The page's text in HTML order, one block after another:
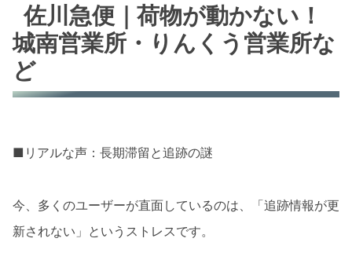
佐川急便｜荷物が動かない！
城南営業所・りんくう営業所な
ど
■リアルな声：長期滞留と追跡の謎
今、多くのユーザーが直面しているのは、「追跡情報が更
新されない」というストレスです。